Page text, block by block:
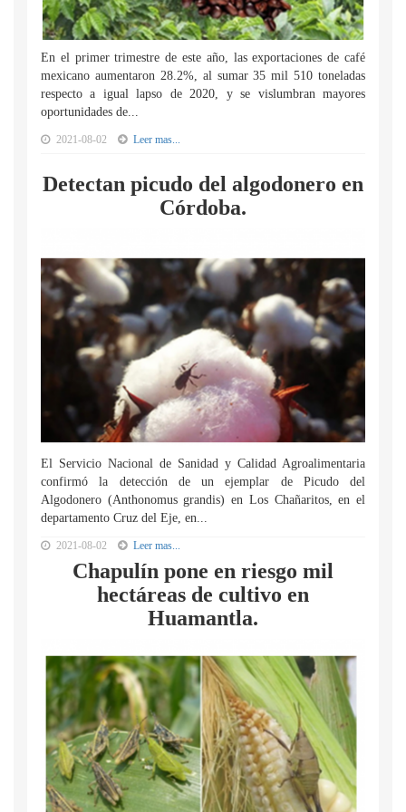
En el primer trimestre de este año, las exportaciones de café
mexicano aumentaron 28.2%, al sumar 35 mil 510 toneladas
respecto a igual lapso de 2020, y se vislumbran mayores
oportunidades de...
2021-08-02 Leer mas...
Detectan picudo del algodonero en
Córdoba.
El Servicio Nacional de Sanidad y Calidad Agroalimentaria
confirmó la detección de un ejemplar de Picudo del
Algodonero (Anthonomus grandis) en Los Chañaritos, en el
departamento Cruz del Eje, en...
2021-08-02 Leer mas...
Chapulín pone en riesgo mil
hectáreas de cultivo en
Huamantla.